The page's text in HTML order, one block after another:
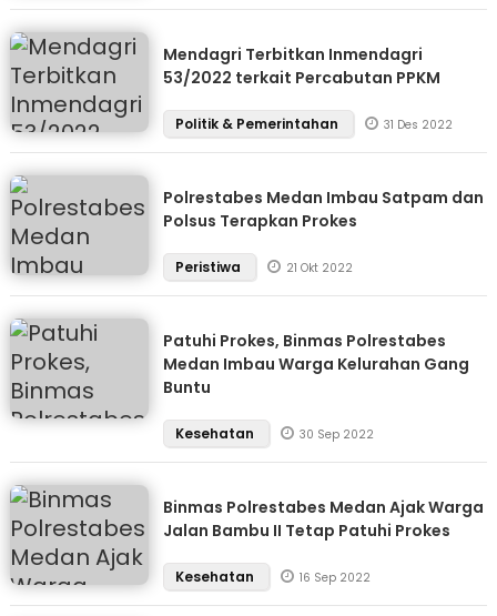
Mendagri Terbitkan Inmendagri
53/2022 terkait Percabutan PPKM
Politik & Pemerintahan 31 Des 2022
Polrestabes Medan Imbau Satpam dan
Polsus Terapkan Prokes
Peristiwa 21 Okt 2022
Patuhi Prokes, Binmas Polrestabes
Medan Imbau Warga Kelurahan Gang
Buntu
Kesehatan 30 Sep 2022
Binmas Polrestabes Medan Ajak Warga
Jalan Bambu II Tetap Patuhi Prokes
Kesehatan 16 Sep 2022